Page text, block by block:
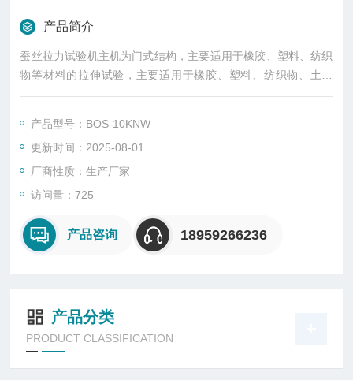
产品简介
蚕丝拉力试验机主机为门式结构，主要适用于橡胶、塑料、纺织
物等材料的拉伸试验，主要适用于橡胶、塑料、纺织物、土工
布、防水材料、薄膜、金属丝、纸张、安全带等材料的拉伸试
产品型号：BOS-10KNW
更新时间：2025-08-01
厂商性质：生产厂家
访问量：725
产品咨询 18959266236
产品分类
PRODUCT CLASSIFICATION